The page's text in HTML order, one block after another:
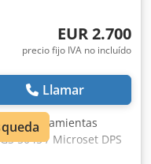
EUR 2.700
precio fijo IVA no incluído
Llamar
de herramientas
5045 / Microset DPS
fabricación: 2002